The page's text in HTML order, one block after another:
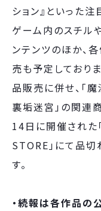
ション』といった
ゲーム内のスチル
ンテンツのほか、
売も予定しており
品販売に併せ、「
裏垢迷宮」の関連
14日に開催され
STORE」にて品
す。
・続報は各作品の